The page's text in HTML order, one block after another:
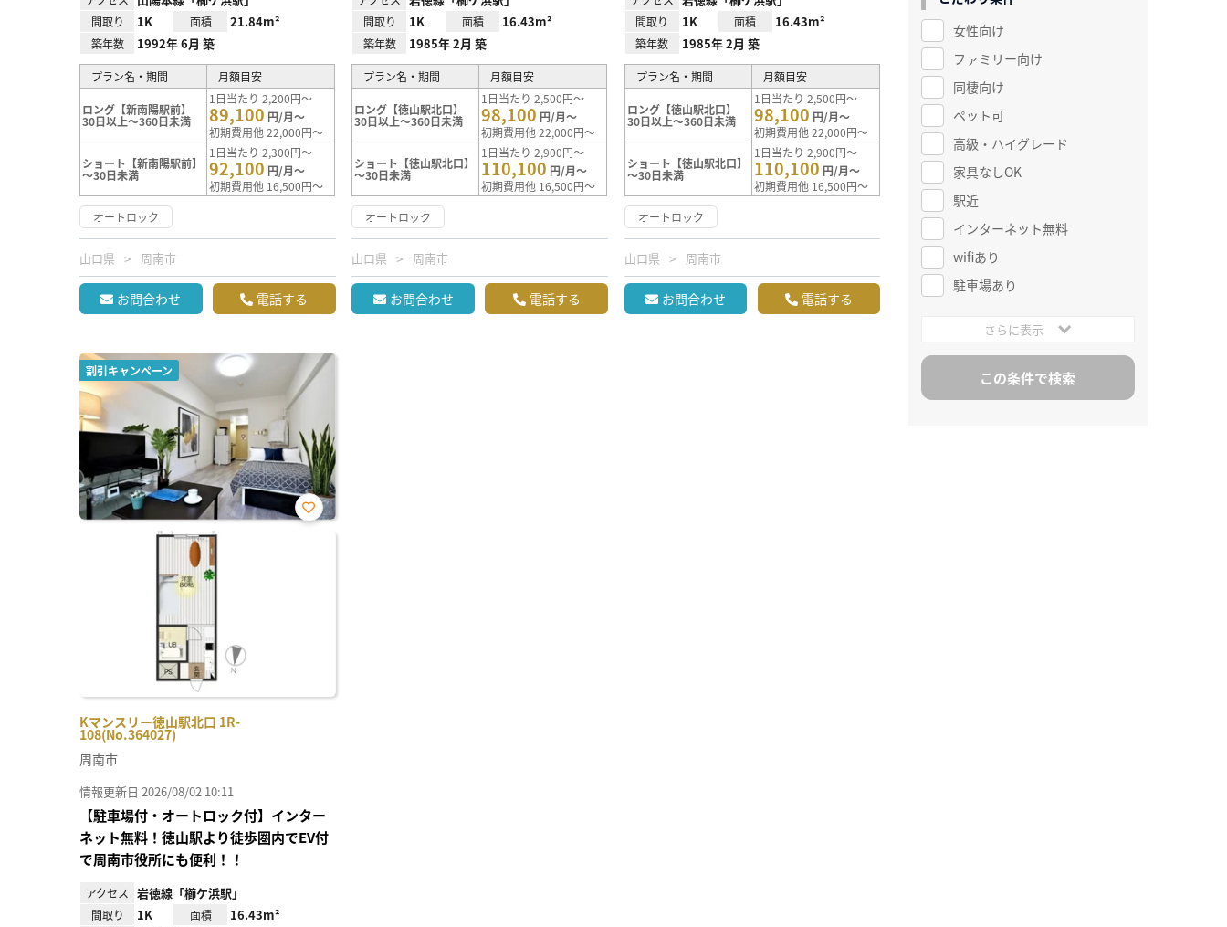
間取り 1K 面積 21.84m²
築年数 1992年 6月 築
プラン名・期間 月額目安
ロング【新南陽駅前】
30日以上～360日未満
1日当たり 2,200円～
89,100 円/月～
初期費用他 22,000円～
ショート【新南陽駅前】
～30日未満
1日当たり 2,300円～
92,100 円/月～
初期費用他 16,500円～
オートロック
山口県 周南市
お問合わせ 電話する
間取り 1K 面積 16.43m²
築年数 1985年 2月 築
プラン名・期間 月額目安
ロング【徳山駅北口】
30日以上～360日未満
1日当たり 2,500円～
98,100 円/月～
初期費用他 22,000円～
ショート【徳山駅北口】
～30日未満
1日当たり 2,900円～
110,100 円/月～
初期費用他 16,500円～
オートロック
山口県 周南市
お問合わせ 電話する
間取り 1K 面積 16.43m²
築年数 1985年 2月 築
プラン名・期間 月額目安
ロング【徳山駅北口】
30日以上～360日未満
1日当たり 2,500円～
98,100 円/月～
初期費用他 22,000円～
ショート【徳山駅北口】
～30日未満
1日当たり 2,900円～
110,100 円/月～
初期費用他 16,500円～
オートロック
山口県 周南市
お問合わせ 電話する
割引キャンペーン
Kマンスリー徳山駅北口 1R-
108(No.364027)
お気
周南市
情報更新日 2026/08/02 10:11
【駐車場付・オートロック付】インター
ネット無料！徳山駅より徒歩圏内でEV付
で周南市役所にも便利！！
アクセス 岩徳線「櫛ケ浜駅」
間取り 1K 面積 16.43m²
女性向け
ファミリー向け
同棲向け
ペット可
高級・ハイグレード
家具なしOK
駅近
インターネット無料
wifiあり
駐車場あり
さらに表示